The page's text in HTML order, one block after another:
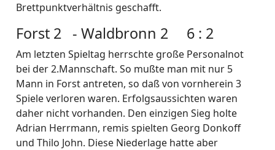
Brettpunktverhältnis geschafft.
Forst 2 - Waldbronn 2 6 : 2
Am letzten Spieltag herrschte große Personalnot
bei der 2.Mannschaft. So mußte man mit nur 5
Mann in Forst antreten, so daß von vornherein 3
Spiele verloren waren. Erfolgsaussichten waren
daher nicht vorhanden. Den einzigen Sieg holte
Adrian Herrmann, remis spielten Georg Donkoff
und Thilo John. Diese Niederlage hatte aber